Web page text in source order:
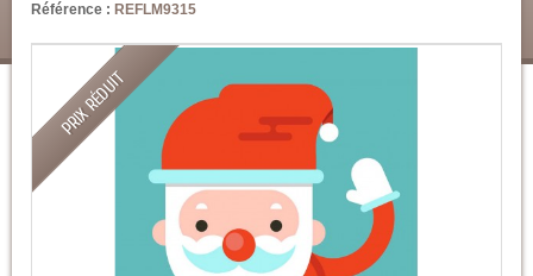
Référence : REFLM9315
PRIX RÉDUIT